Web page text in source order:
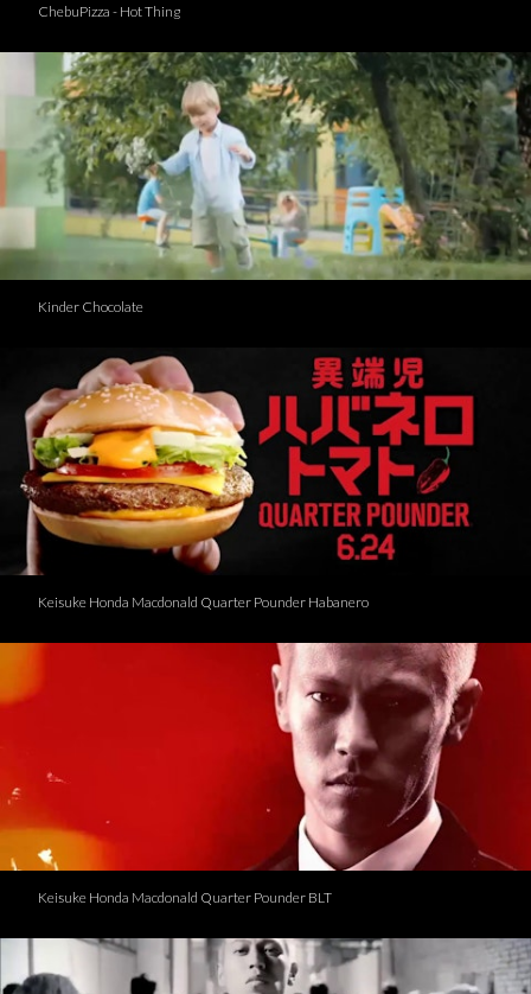
ChebuPizza - Hot Thing
Kinder Chocolate
Keisuke Honda Macdonald Quarter Pounder Habanero
Keisuke Honda Macdonald Quarter Pounder BLT